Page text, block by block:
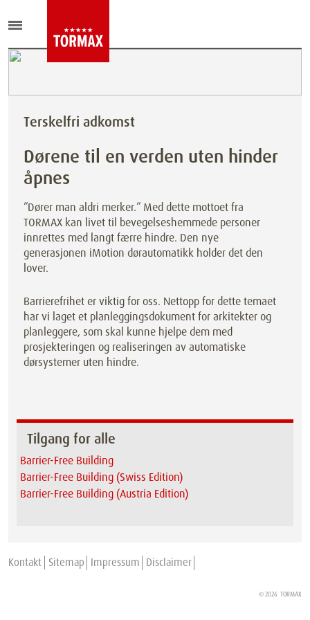
Terskelfri adkomst
Dørene til en verden uten hinder
åpnes
”Dører man aldri merker.” Med dette mottoet fra
TORMAX kan livet til bevegelseshemmede personer
innrettes med langt færre hindre. Den nye
generasjonen iMotion dørautomatikk holder det den
lover.
Barrierefrihet er viktig for oss. Nettopp for dette temaet
har vi laget et planleggingsdokument for arkitekter og
planleggere, som skal kunne hjelpe dem med
prosjekteringen og realiseringen av automatiske
dørsystemer uten hindre.
Tilgang for alle
Barrier-Free Building
Barrier-Free Building (Swiss Edition)
Barrier-Free Building (Austria Edition)
Kontakt Sitemap Impressum Disclaimer
© 2026 TORMAX